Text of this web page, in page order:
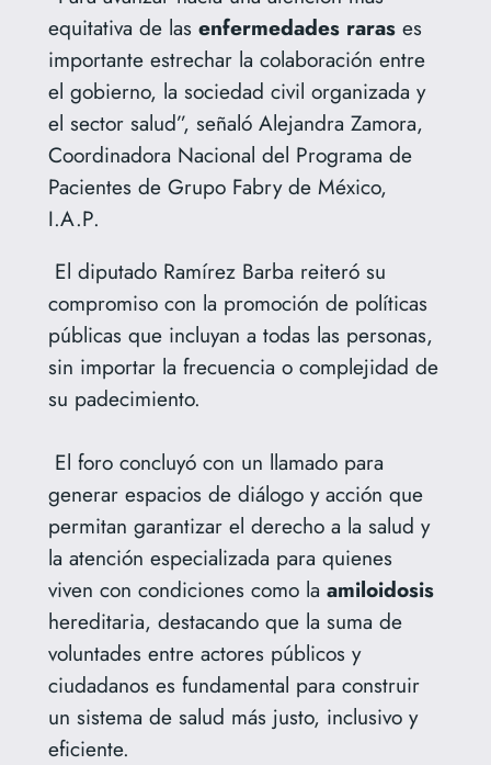
equitativa de las enfermedades rarases
importante estrechar la colaboración entre
el gobierno, la sociedad civil organizada y
el sector salud”, señaló Alejandra Zamora,
Coordinadora Nacional del Programa de
Pacientes de Grupo Fabry de México,
I.A.P.
El diputado Ramírez Barba reiteró su
compromiso con la promoción de políticas
públicas que incluyan a todas las personas,
sin importar la frecuencia o complejidad de
su padecimiento.
El foro concluyó con un llamado para
generar espacios de diálogo y acción que
permitan garantizar el derecho a la salud y
la atención especializada para quienes
viven con condiciones como la amiloidosis
hereditaria, destacando que la suma de
voluntades entre actores públicos y
ciudadanos es fundamental para construir
un sistema de salud más justo, inclusivo y
eficiente.